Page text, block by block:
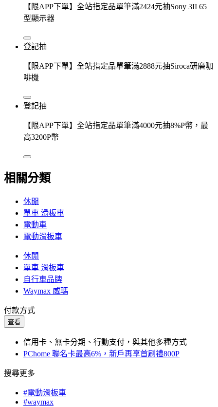
【限APP下單】全站指定品單筆滿2424元抽Sony 3II 65
型顯示器
登記抽
【限APP下單】全站指定品單筆滿2888元抽Siroca研磨咖
啡機
登記抽
【限APP下單】全站指定品單筆滿4000元抽8%P幣，最
高3200P幣
相關分類
休閒
單車 滑板車
電動車
電動滑板車
休閒
單車 滑板車
自行車品牌
Waymax 威瑪
付款方式
查看
信用卡、無卡分期、行動支付，與其他多種方式
PChome 聯名卡最高6%，新戶再享首刷禮800P
搜尋更多
#電動滑板車
#waymax